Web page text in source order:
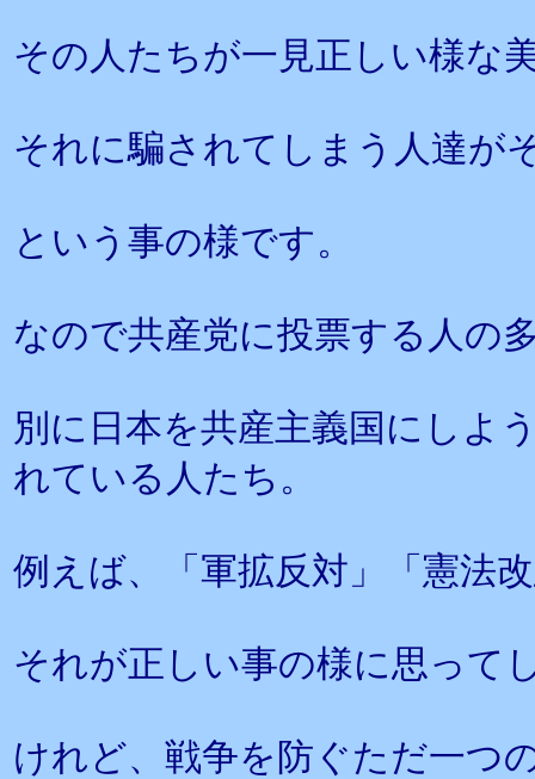
その人たちが一見正しい様な
それに騙されてしまう人達が
という事の様です。
なので共産党に投票する人の
別に日本を共産主義国にしよ
れている人たち。
例えば、「軍拡反対」「憲法
それが正しい事の様に思って
けれど、戦争を防ぐただ一つ